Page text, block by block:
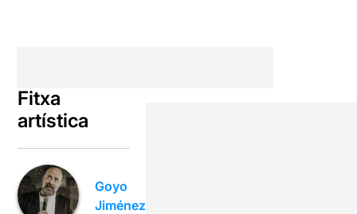
Fitxa
artística
Goyo
Jiménez